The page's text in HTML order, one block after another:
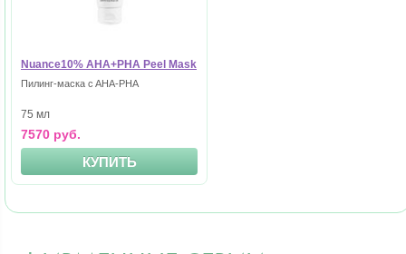
Nuance10% AHA+PHA Peel Mask
Пилинг-маска c AHA-PHA
75 мл
7570 руб.
КУПИТЬ